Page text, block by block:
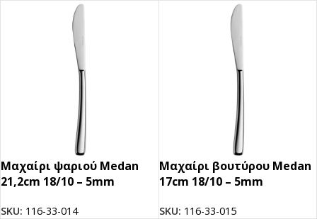
Μαχαίρι ψαριού Medan
21,2cm 18/10 – 5mm
SKU: 116-33-014
Μαχαίρι βουτύρου Medan
17cm 18/10 – 5mm
SKU: 116-33-015